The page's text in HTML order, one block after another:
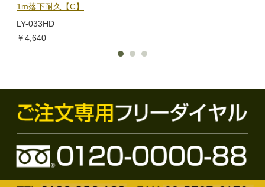
1m落下耐久【C】
LY-033HD
￥4,640